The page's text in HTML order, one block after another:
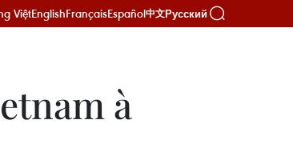
ViệtEnglishFrançaisEspañol中文Русский
à